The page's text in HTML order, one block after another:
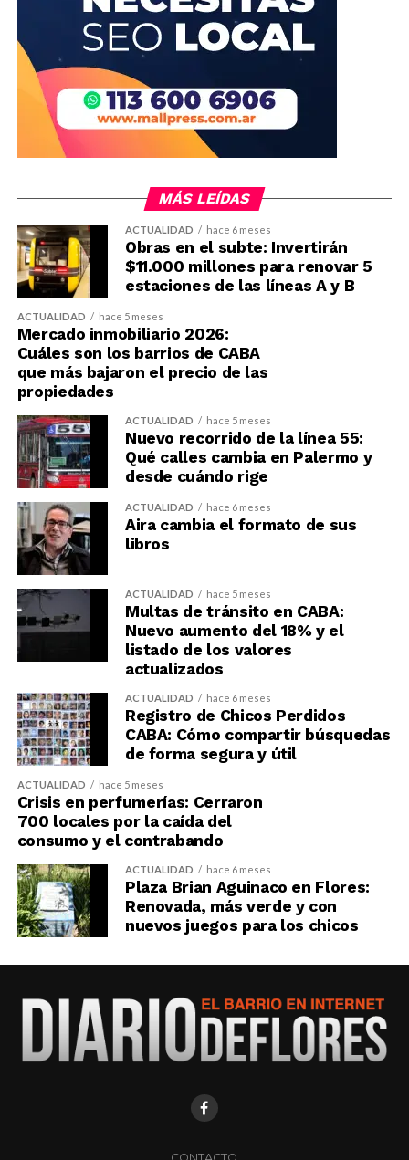
MÁS LEÍDAS
ACTUALIDAD hace 6 meses
Obras en el subte: Invertirán
$11.000 millones para renovar 5
estaciones de las líneas A y B
ACTUALIDAD hace 5 meses
Mercado inmobiliario 2026:
Cuáles son los barrios de CABA
que más bajaron el precio de las
propiedades
ACTUALIDAD hace 5 meses
Nuevo recorrido de la línea 55:
Qué calles cambia en Palermo y
desde cuándo rige
ACTUALIDAD hace 6 meses
Aira cambia el formato de sus
libros
ACTUALIDAD hace 5 meses
Multas de tránsito en CABA:
Nuevo aumento del 18% y el
listado de los valores
actualizados
ACTUALIDAD hace 6 meses
Registro de Chicos Perdidos
CABA: Cómo compartir búsquedas
de forma segura y útil
ACTUALIDAD hace 5 meses
Crisis en perfumerías: Cerraron
700 locales por la caída del
consumo y el contrabando
ACTUALIDAD hace 6 meses
Plaza Brian Aguinaco en Flores:
Renovada, más verde y con
nuevos juegos para los chicos